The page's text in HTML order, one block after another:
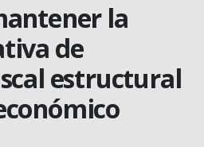
la
de
estructural